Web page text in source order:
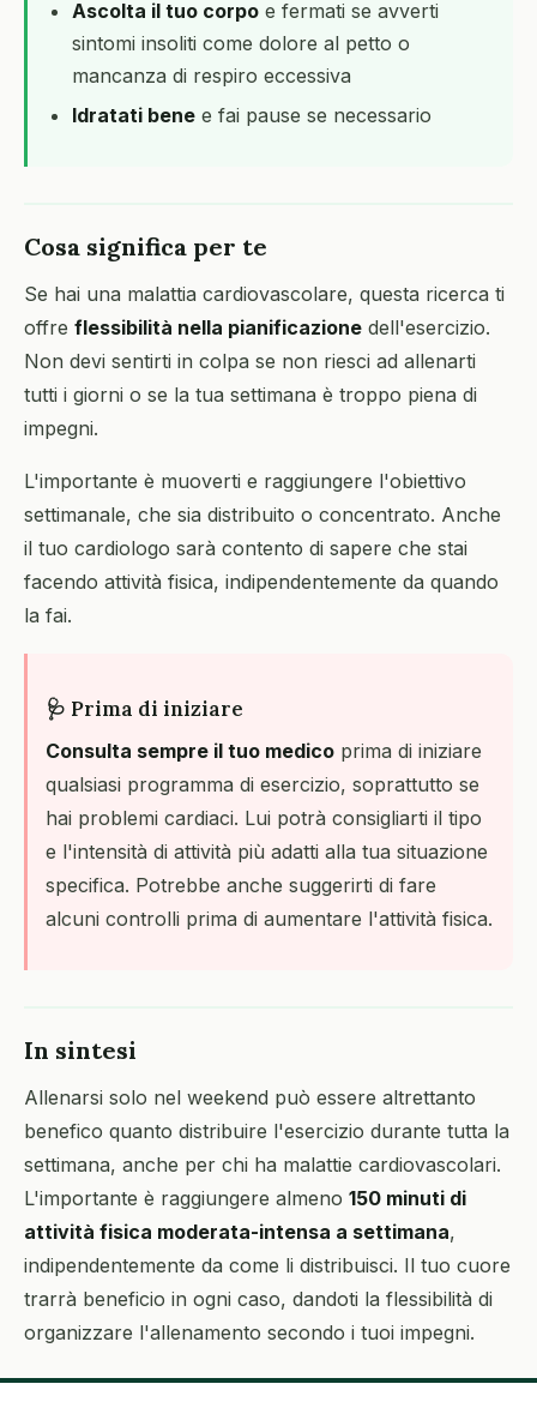
Ascolta il tuo corpo e fermati se avverti
sintomi insoliti come dolore al petto o
mancanza di respiro eccessiva
Idratati bene e fai pause se necessario
Cosa significa per te
Se hai una malattia cardiovascolare, questa ricerca ti
offre flessibilità nella pianificazione dell'esercizio.
Non devi sentirti in colpa se non riesci ad allenarti
tutti i giorni o se la tua settimana è troppo piena di
impegni.
L'importante è muoverti e raggiungere l'obiettivo
settimanale, che sia distribuito o concentrato. Anche
il tuo cardiologo sarà contento di sapere che stai
facendo attività fisica, indipendentemente da quando
la fai.
🩺 Prima di iniziare
Consulta sempre il tuo medico prima di iniziare
qualsiasi programma di esercizio, soprattutto se
hai problemi cardiaci. Lui potrà consigliarti il tipo
e l'intensità di attività più adatti alla tua situazione
specifica. Potrebbe anche suggerirti di fare
alcuni controlli prima di aumentare l'attività fisica.
In sintesi
Allenarsi solo nel weekend può essere altrettanto
benefico quanto distribuire l'esercizio durante tutta la
settimana, anche per chi ha malattie cardiovascolari.
L'importante è raggiungere almeno 150 minuti di
attività fisica moderata-intensa a settimana,
indipendentemente da come li distribuisci. Il tuo cuore
trarrà beneficio in ogni caso, dandoti la flessibilità di
organizzare l'allenamento secondo i tuoi impegni.